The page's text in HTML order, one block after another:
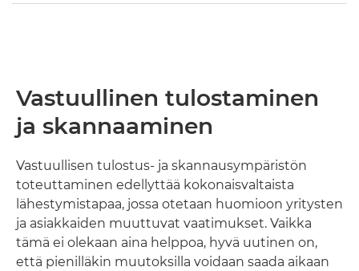
Vastuullinen tulostaminen
ja skannaaminen
Vastuullisen tulostus- ja skannausympäristön
toteuttaminen edellyttää kokonaisvaltaista
lähestymistapaa, jossa otetaan huomioon yritysten
ja asiakkaiden muuttuvat vaatimukset. Vaikka
tämä ei olekaan aina helppoa, hyvä uutinen on,
että pienilläkin muutoksilla voidaan saada aikaan